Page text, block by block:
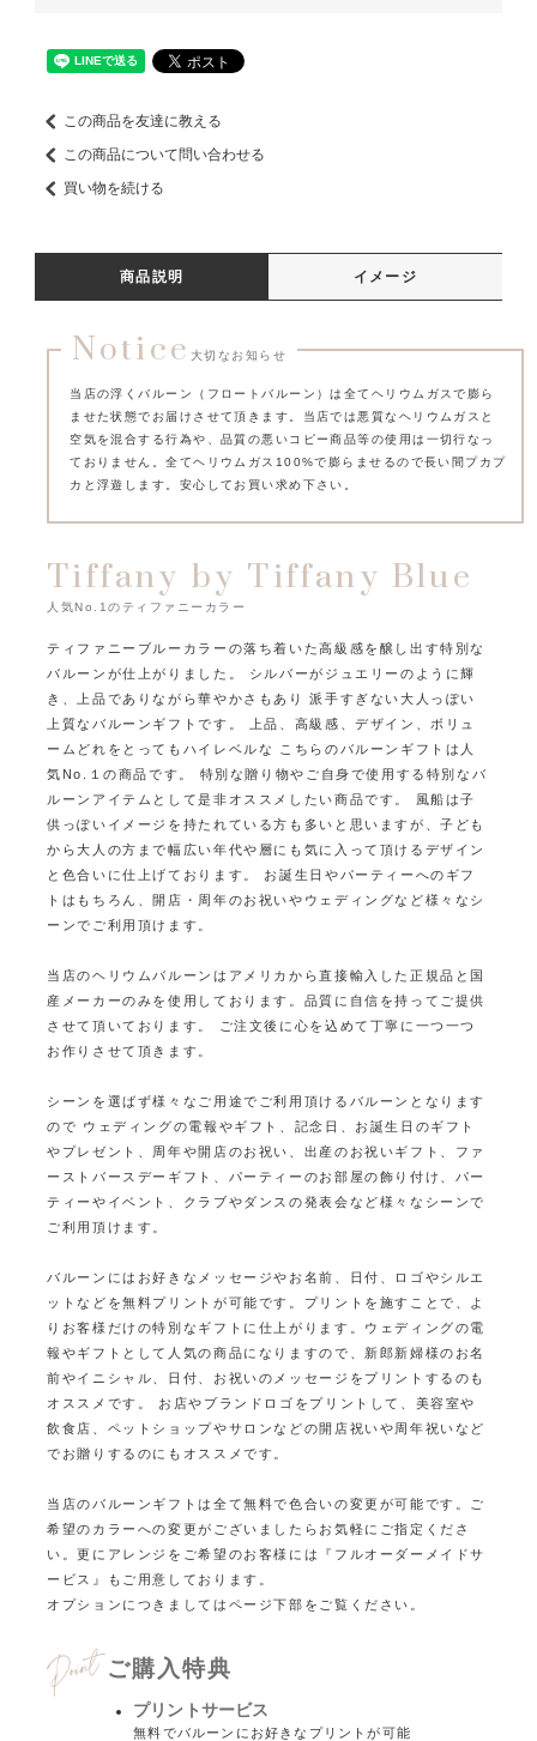
この商品を友達に教える
この商品について問い合わせる
買い物を続ける
商品説明 イメージ
Notice 大切なお知らせ
当店の浮くバルーン（フロートバルーン）は全てヘリウムガスで膨ら
ませた状態でお届けさせて頂きます。
当店では悪質なヘリウムガスと
空気を混合する行為や、品質の悪いコピー商品等の使用は一切行なっ
ておりません。全てヘリウムガス100%で膨らませるので長い間プカプ
カと浮遊します。安心してお買い求め下さい。
Tiffany by Tiffany Blue
人気No.1のティファニーカラー
ティファニーブルーカラーの落ち着いた高級感を醸し出す特別な
バルーンが仕上がりました。
シルバーがジュエリーのように輝
き、上品でありながら華やかさもあり
派手すぎない大人っぽい
上質なバルーンギフトです。
上品、高級感、デザイン、ボリュ
ームどれをとってもハイレベルな
こちらのバルーンギフトは人
気No.１の商品です。
特別な贈り物やご自身で使用する特別なバ
ルーンアイテムとして是非オススメしたい商品です。
風船は子
供っぽいイメージを持たれている方も多いと思いますが、子ども
から大人の方まで幅広い年代や層にも気に入って頂けるデザイン
と色合いに仕上げております。
お誕生日やパーティーへのギフ
トはもちろん、開店・周年のお祝いやウェディングなど様々なシ
ーンでご利用頂けます。
当店のヘリウムバルーンはアメリカから直接輸入した正規品と国
産メーカーのみを使用しております。 品質に自信を持ってご提供
させて頂いております。
ご注文後に心を込めて丁寧に一つ一つ
お作りさせて頂きます。
シーンを選ばず様々なご用途でご利用頂けるバルーンとなります
ので ウェディングの電報やギフト、記念日、お誕生日のギフト
やプレゼント、周年や開店のお祝い、出産のお祝いギフト、 ファ
ーストバースデーギフト、パーティーのお部屋の飾り付け、パー
ティーやイベント、クラブやダンスの発表会など様々なシーンで
ご利用頂けます。
バルーンにはお好きなメッセージやお名前、日付、ロゴやシルエ
ットなどを無料プリントが可能です。
プリントを施すことで、よ
りお客様だけの特別なギフトに仕上がります。 ウェディングの電
報やギフトとして人気の商品になりますので、新郎新婦様のお名
前やイニシャル、日付、お祝いのメッセージをプリントするのも
オススメです。 お店やブランドロゴをプリントして、美容室や
飲食店、ペットショップやサロンなどの開店祝いや周年祝いなど
でお贈りするのにもオススメです。
当店のバルーンギフトは全て無料で色合いの変更が可能です。ご
希望のカラーへの変更がございましたらお気軽にご指定くださ
い。更にアレンジをご希望のお客様には『フルオーダーメイドサ
ービス』もご用意しております。
オプションにつきましてはページ下部をご覧ください。
ご購入特典
プリントサービス
無料でバルーンにお好きなプリントが可能